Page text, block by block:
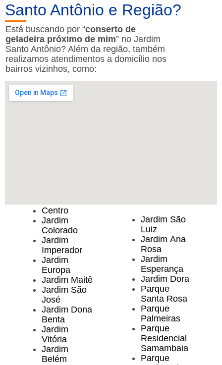
Santo Antônio e Região?
Está buscando por “conserto de
geladeira próximo de mim” no Jardim
Santo Antônio? Além da região, também
realizamos atendimentos a domicílio nos
bairros vizinhos, como:
Centro
Jardim
Colorado
Jardim
Imperador
Jardim
Europa
Jardim Maitê
Jardim São
José
Jardim Dona
Benta
Jardim
Vitória
Jardim
Belém
Jardim São
Luiz
Jardim Ana
Rosa
Jardim
Esperança
Jardim Dora
Parque
Santa Rosa
Parque
Palmeiras
Parque
Residencial
Samambaia
Parque